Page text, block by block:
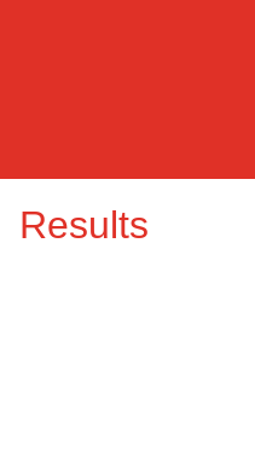
Results